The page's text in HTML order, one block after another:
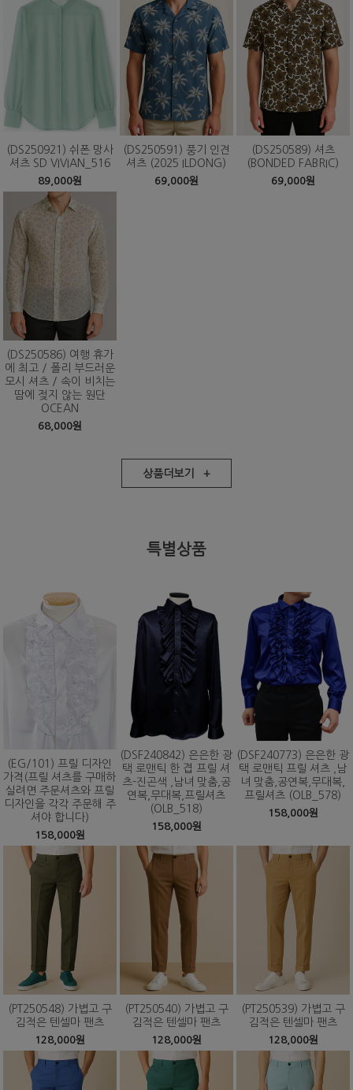
(DS250921) 쉬폰 망사
셔츠 SD VIVIAN_516
89,000원
(DS250591) 풍기 인견
셔츠 (2025 ILDONG)
69,000원
(DS250589) 셔츠
(BONDED FABRIC)
69,000원
(DS250586) 여행 휴가
에 최고 / 폴리 부드러운
모시 셔츠 / 속이 비치는
땀에 젖지 않는 원단
OCEAN
68,000원
상품더보기 +
특별상품
(EG/101) 프릴 디자인
가격(프릴 셔츠를 구매하
실려면 주문셔츠와 프릴
디자인을 각각 주문해 주
셔야 합니다)
158,000원
(DSF240842) 은은한 광
택 로맨틱 한 겹 프릴 셔
츠-진곤색 ,남녀 맞춤,공
연복,무대복,프릴셔츠
(OLB_518)
158,000원
(DSF240773) 은은한 광
택 로맨틱 프릴 셔츠 ,남
녀 맞춤,공연복,무대복,
프릴셔츠 (OLB_578)
158,000원
(PT250548) 가볍고 구
김적은 텐셀마 팬츠
128,000원
(PT250540) 가볍고 구
김적은 텐셀마 팬츠
128,000원
(PT250539) 가볍고 구
김적은 텐셀마 팬츠
128,000원